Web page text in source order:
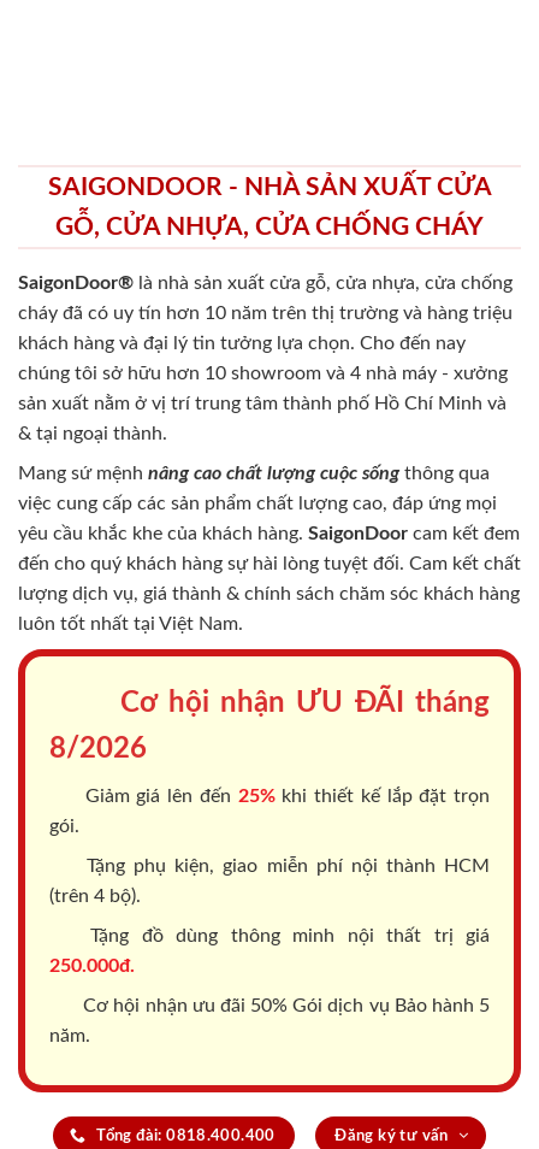
SAIGONDOOR - NHÀ SẢN XUẤT CỬA
GỖ, CỬA NHỰA, CỬA CHỐNG CHÁY
SaigonDoor® là nhà sản xuất cửa gỗ, cửa nhựa, cửa chống
cháy đã có uy tín hơn 10 năm trên thị trường và hàng triệu
khách hàng và đại lý tin tưởng lựa chọn. Cho đến nay
chúng tôi sở hữu hơn 10 showroom và 4 nhà máy - xưởng
sản xuất nằm ở vị trí trung tâm thành phố Hồ Chí Minh và
& tại ngoại thành.
Mang sứ mệnh nâng cao chất lượng cuộc sốngthông qua
việc cung cấp các sản phẩm chất lượng cao, đáp ứng mọi
yêu cầu khắc khe của khách hàng. SaigonDoor cam kết đem
đến cho quý khách hàng sự hài lòng tuyệt đối. Cam kết chất
lượng dịch vụ, giá thành & chính sách chăm sóc khách hàng
luôn tốt nhất tại Việt Nam.
Cơ hội nhận ƯU ĐÃI tháng
8/2026
Giảm giá lên đến 25%khi thiết kế lắp đặt trọn
gói.
Tặng phụ kiện, giao miễn phí nội thành HCM
(trên 4 bộ).
Tặng đồ dùng thông minh nội thất trị giá
250.000đ.
Cơ hội nhận ưu đãi 50% Gói dịch vụ Bảo hành 5
năm.
Tổng đài: 0818.400.400 Đăng ký tư vấn